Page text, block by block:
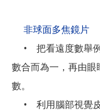
非球面多焦鏡片
• 把看遠度數舉例
數合而為一，再由
數。
• 利用腦部視覺皮